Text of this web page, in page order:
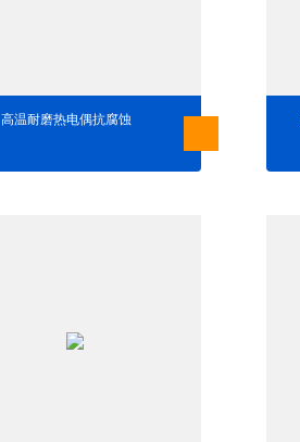
高温耐磨热电偶抗腐蚀